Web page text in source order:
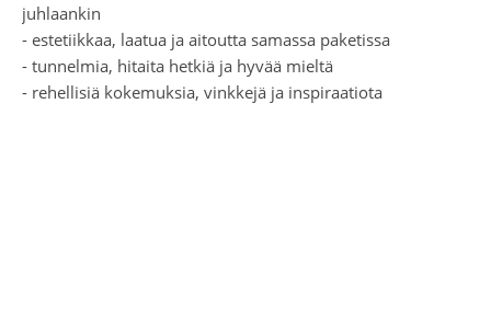
juhlaankin
- estetiikkaa, laatua ja aitoutta samassa paketissa
- tunnelmia, hitaita hetkiä ja hyvää mieltä
- rehellisiä kokemuksia, vinkkejä ja inspiraatiota